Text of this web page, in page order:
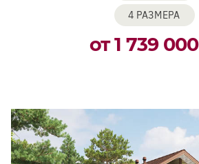
4 РАЗМЕРА
от 1 739 000